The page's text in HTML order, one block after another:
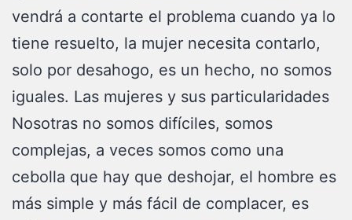
vendrá a contarte el problema cuando ya lo
tiene resuelto, la mujer necesita contarlo,
solo por desahogo, es un hecho, no somos
iguales. Las mujeres y sus particularidades
Nosotras no somos difíciles, somos
complejas, a veces somos como una
cebolla que hay que deshojar, el hombre es
más simple y más fácil de complacer, es